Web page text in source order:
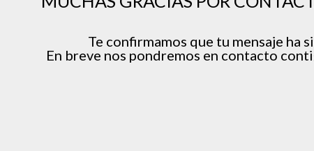
Te confirmamos que tu mensaje ha
En breve nos pondremos en contacto